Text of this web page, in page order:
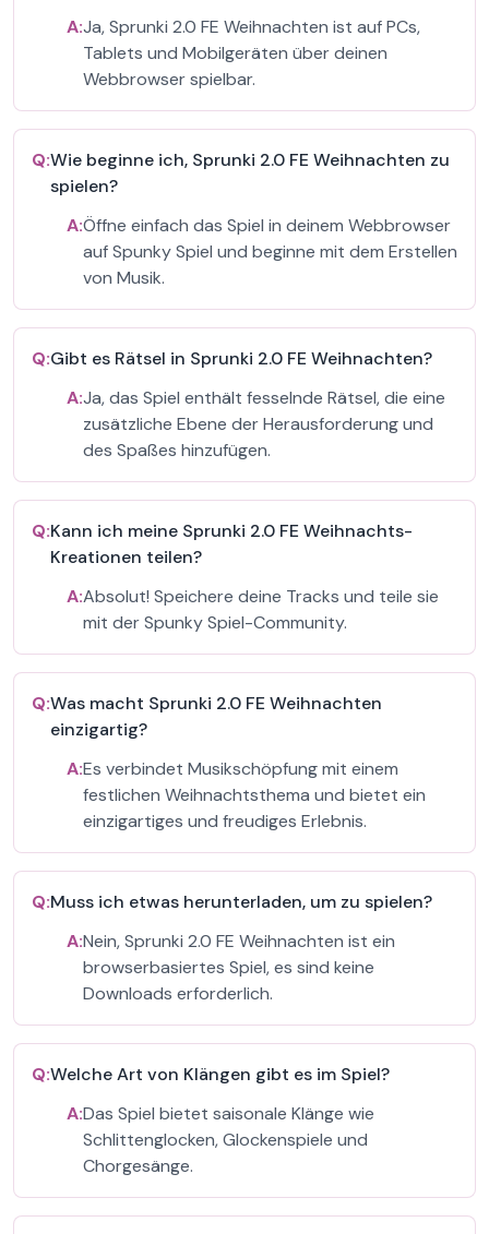
A:Ja, Sprunki 2.0 FE Weihnachten ist auf PCs,
Tablets und Mobilgeräten über deinen
Webbrowser spielbar.
Q:Wie beginne ich, Sprunki 2.0 FE Weihnachten zu
spielen?
A:Öffne einfach das Spiel in deinem Webbrowser
auf Spunky Spiel und beginne mit dem Erstellen
von Musik.
Q:Gibt es Rätsel in Sprunki 2.0 FE Weihnachten?
A:Ja, das Spiel enthält fesselnde Rätsel, die eine
zusätzliche Ebene der Herausforderung und
des Spaßes hinzufügen.
Q:Kann ich meine Sprunki 2.0 FE Weihnachts-
Kreationen teilen?
A:Absolut! Speichere deine Tracks und teile sie
mit der Spunky Spiel-Community.
Q:Was macht Sprunki 2.0 FE Weihnachten
einzigartig?
A:Es verbindet Musikschöpfung mit einem
festlichen Weihnachtsthema und bietet ein
einzigartiges und freudiges Erlebnis.
Q:Muss ich etwas herunterladen, um zu spielen?
A:Nein, Sprunki 2.0 FE Weihnachten ist ein
browserbasiertes Spiel, es sind keine
Downloads erforderlich.
Q:Welche Art von Klängen gibt es im Spiel?
A:Das Spiel bietet saisonale Klänge wie
Schlittenglocken, Glockenspiele und
Chorgesänge.